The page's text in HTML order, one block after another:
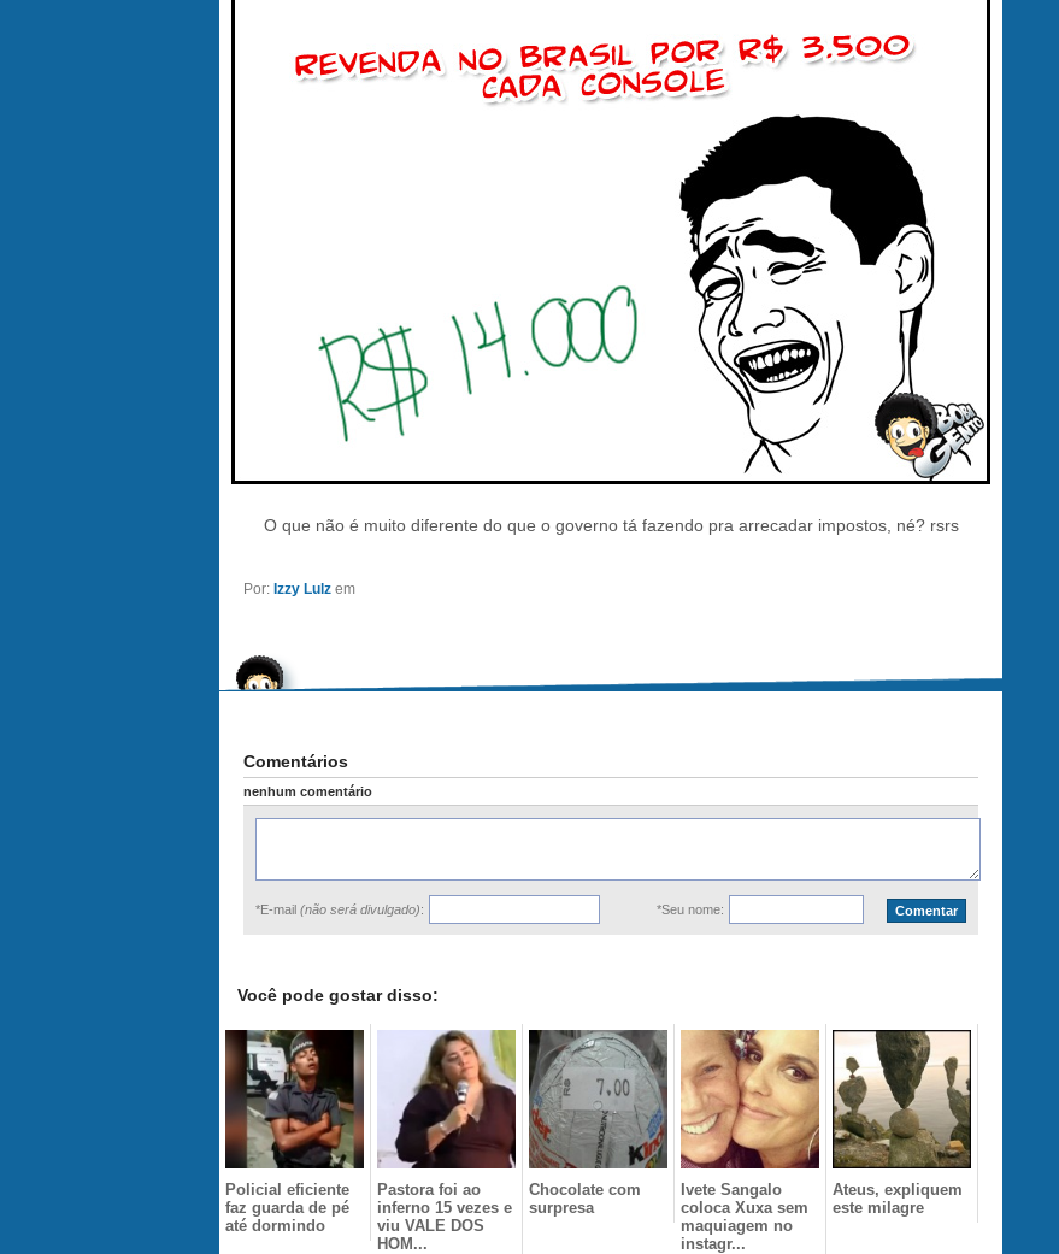
O que não é muito diferente do que o governo tá fazendo pra arrecadar impostos, né? rsrs
Por: Izzy Lulz em
Comentários
nenhum comentário
*E-mail (não será divulgado): *Seu nome:
Você pode gostar disso:
Policial eficiente
faz guarda de pé
até dormindo
Pastora foi ao
inferno 15 vezes e
viu VALE DOS
HOM...
Chocolate com
surpresa
Ivete Sangalo
coloca Xuxa sem
maquiagem no
instagr...
Ateus, expliquem
este milagre